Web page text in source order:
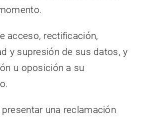
acceso, rectificación,
y supresión de sus datos, y
u oposición a su
presentar una reclamación